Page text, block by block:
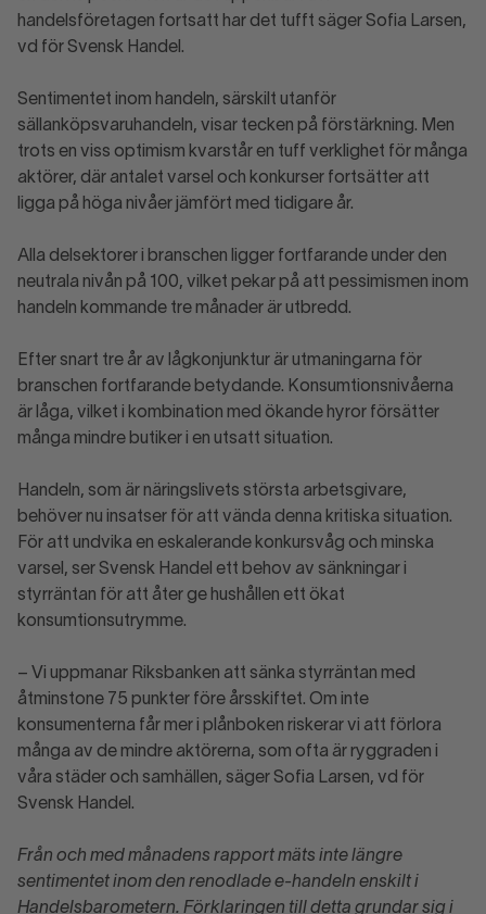
handelsföretagen fortsatt har det tufft säger Sofia Larsen,
vd för Svensk Handel.
Sentimentet inom handeln, särskilt utanför
sällanköpsvaruhandeln, visar tecken på förstärkning. Men
trots en viss optimism kvarstår en tuff verklighet för många
aktörer, där antalet varsel och konkurser fortsätter att
ligga på höga nivåer jämfört med tidigare år.
Alla delsektorer i branschen ligger fortfarande under den
neutrala nivån på 100, vilket pekar på att pessimismen inom
handeln kommande tre månader är utbredd.
Efter snart tre år av lågkonjunktur är utmaningarna för
branschen fortfarande betydande. Konsumtionsnivåerna
är låga, vilket i kombination med ökande hyror försätter
många mindre butiker i en utsatt situation.
Handeln, som är näringslivets största arbetsgivare,
behöver nu insatser för att vända denna kritiska situation.
För att undvika en eskalerande konkursvåg och minska
varsel, ser Svensk Handel ett behov av sänkningar i
styrräntan för att åter ge hushållen ett ökat
konsumtionsutrymme.
– Vi uppmanar Riksbanken att sänka styrräntan med
åtminstone 75 punkter före årsskiftet. Om inte
konsumenterna får mer i plånboken riskerar vi att förlora
många av de mindre aktörerna, som ofta är ryggraden i
våra städer och samhällen, säger Sofia Larsen, vd för
Svensk Handel.
Från och med månadens rapport mäts inte längre
sentimentet inom den renodlade e-handeln enskilt i
Handelsbarometern. Förklaringen till detta grundar sig i